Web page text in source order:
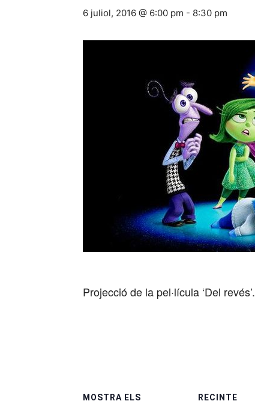
6 juliol, 2016 @ 6:00 pm - 8:30 pm
Projecció de la pel·lícula ‘Del revés’.
MOSTRA ELS RECINTE